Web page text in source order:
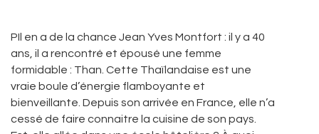
PIl en a de la chance Jean Yves Montfort : il y a 40
ans, il a rencontré et épousé une femme
formidable : Than. Cette Thaïlandaise est une
vraie boule d’énergie flamboyante et
bienveillante. Depuis son arrivée en France, elle n’a
cessé de faire connaitre la cuisine de son pays.